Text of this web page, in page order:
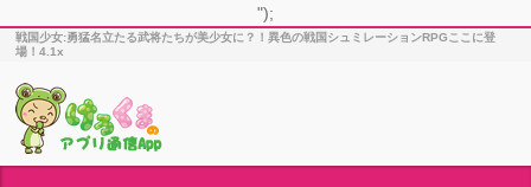
");
戦国少女:勇猛名立たる武将たちが美少女に？！異色の戦国シュミレーションRPGここに登
場！4.1x